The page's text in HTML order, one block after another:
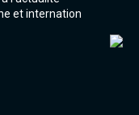
et internation